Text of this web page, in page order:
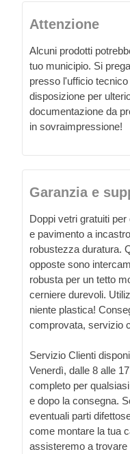
Attenzione
Alcuni prodotti
tuo municipio. Si
presso l'ufficio
disposizione per
documentazione da
in sovraimpressione!
Garanzia e
Doppi vetri gratuiti
e pavimento a
robustezza duratura.
opposte sono
robusta per un tetto
cerniere durevoli.
niente plastica!
comprovata, servizio
Servizio Clienti
Venerdì, dalle 8 alle
completo per
e dopo la consegna.
eventuali parti
come montare la tua
assisteremo a